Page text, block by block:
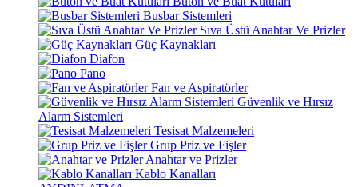
Busbar Sistemleri
Sıva Üstü Anahtar Ve Prizler
Güç Kaynakları
Diafon
Pano
Fan ve Aspiratörler
Güvenlik ve Hırsız
Alarm Sistemleri
Tesisat Malzemeleri
Grup Priz ve Fişler
Anahtar ve Prizler
Kablo Kanalları